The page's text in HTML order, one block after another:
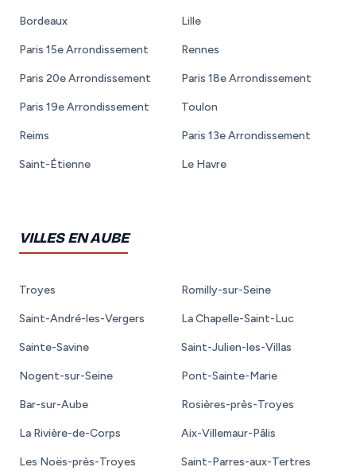
Bordeaux Lille
Paris 15e Arrondissement Rennes
Paris 20e Arrondissement Paris 18e Arrondissement
Paris 19e Arrondissement Toulon
Reims Paris 13e Arrondissement
Saint-Étienne Le Havre
VILLES EN AUBE
Troyes Romilly-sur-Seine
Saint-André-les-Vergers La Chapelle-Saint-Luc
Sainte-Savine Saint-Julien-les-Villas
Nogent-sur-Seine Pont-Sainte-Marie
Bar-sur-Aube Rosières-près-Troyes
La Rivière-de-Corps Aix-Villemaur-Pâlis
Les Noës-près-Troyes Saint-Parres-aux-Tertres